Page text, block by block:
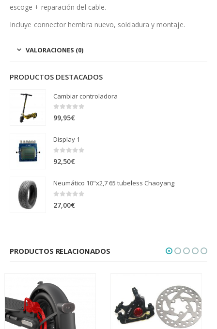
escoge + reparación del cable.
Incluye connector hembra nuevo, soldadura y montaje.
VALORACIONES (0)
PRODUCTOS DESTACADOS
Cambiar controladora
0 out of 5
99,95€
Display 1
0 out of 5
92,50€
Neumático 10"x2,7 65 tubeless Chaoyang
0out of 5
27,00€
PRODUCTOS RELACIONADOS